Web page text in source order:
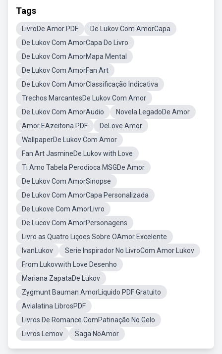
Tags
LivroDe Amor PDF
De Lukov Com AmorCapa
De Lukov Com AmorCapa Do Livro
De Lukov Com AmorMapa Mental
De Lukov Com AmorFan Art
De Lukov Com AmorClassificação Indicativa
Trechos MarcantesDe Lukov Com Amor
De Lukov Com AmorAudio
Novela LegadoDe Amor
Amor EAzeitona PDF
DeLove Amor
WallpaperDe Lukov Com Amor
Fan Art JasmineDe Lukov with Love
Ti Amo Tabela Perodioca MSGDe Amor
De Lukov Com AmorSinopse
De Lukov Com AmorCapa Personalizada
De Lukove Com AmorLivro
De Lucov Com AmorPersonagens
Livro as Quatro Liçoes Sobre OAmor Excelente
IvanLukov
Serie Inspirador No LivroCom Amor Lukov
From Lukovwith Love Desenho
Mariana ZapataDe Lukov
Zygmunt Bauman AmorLiquido PDF Gratuito
Avialatina LibrosPDF
Livros De Romance ComPatinação No Gelo
Livros Lemov
Saga NoAmor